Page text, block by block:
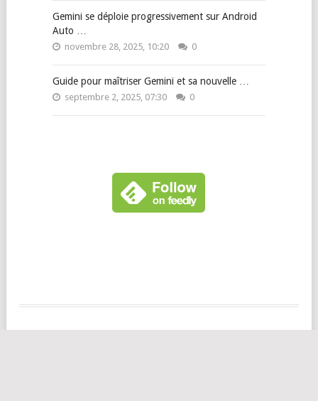
Gemini se déploie progressivement sur Android
Auto …
novembre 28, 2025, 10:20 0
Guide pour maîtriser Gemini et sa nouvelle …
septembre 2, 2025, 07:30 0